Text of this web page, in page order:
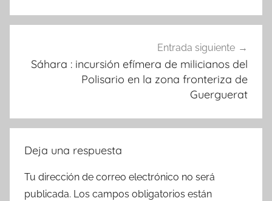
Entrada siguiente
Sáhara : incursión efímera de milicianos del
Polisario en la zona fronteriza de
Guerguerat
Deja una respuesta
Tu dirección de correo electrónico no será
publicada. Los campos obligatorios están